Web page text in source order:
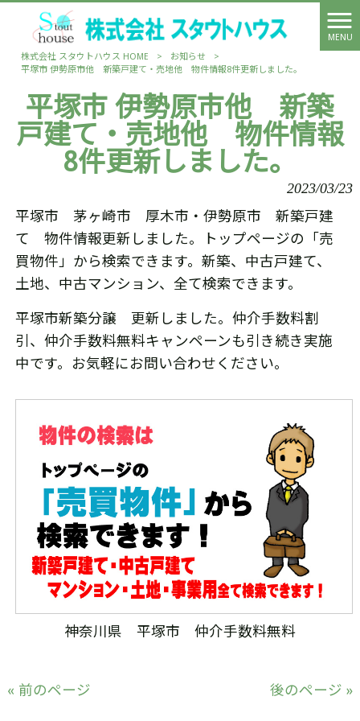
MENU
株式会社 スタウトハウス HOME
> お知らせ
>
平塚市 伊勢原市他 新築戸建て・売地他 物件情報8件更新しました。
平塚市 伊勢原市他 新築
戸建て・売地他 物件情報
8件更新しました。
2023/03/23
平塚市 茅ヶ崎市 厚木市・伊勢原市 新築戸建
て 物件情報更新しました。トップページの「売
買物件」から検索できます。新築、中古戸建て、
土地、中古マンション、全て検索できます。
平塚市新築分譲 更新しました。仲介手数料割
引、仲介手数料無料キャンペーンも引き続き実施
中です。お気軽にお問い合わせください。
神奈川県 平塚市 仲介手数料無料
« 前のページ 後のページ »